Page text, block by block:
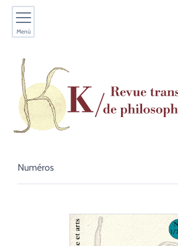
Menù
Numéros